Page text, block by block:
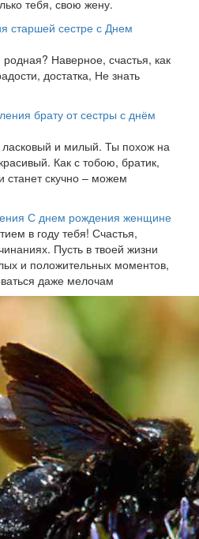
тебя, свою жену.
старшей сестре с Днем
Наверное, счастья, как
достатка, Не знать
брату от сестры с днём
ласковый и милый. Ты похож на
Как с тобою, братик,
станет скучно – можем
С днем рождения женщине
в году тебя! Счастья,
Пусть в твоей жизни
и положительных моментов,
даже мелочам